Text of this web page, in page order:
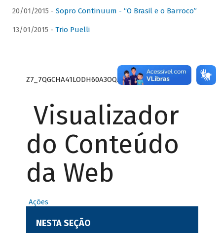
20/01/2015 - Sopro Continuum - “O Brasil e o Barroco”
13/01/2015 - Trio Puelli
Z7_7QGCHA41LODH60A3OQA8RN1415
Visualizador
do Conteúdo
da Web
Ações
NESTA SEÇÃO